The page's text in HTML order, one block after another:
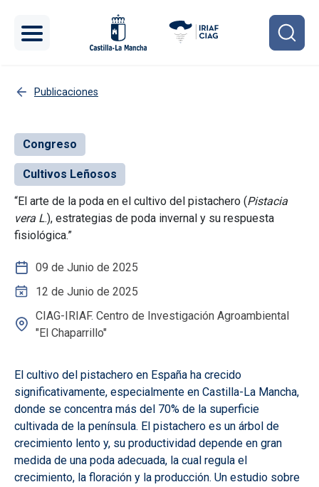
Publicaciones
Congreso
Cultivos Leñosos
“El arte de la poda en el cultivo del pistachero (Pistacia
vera L.), estrategias de poda invernal y su respuesta
fisiológica.”
09 de Junio de 2025
12 de Junio de 2025
CIAG-IRIAF. Centro de Investigación Agroambiental
"El Chaparrillo"
El cultivo del pistachero en España ha crecido
significativamente, especialmente en Castilla-La Mancha,
donde se concentra más del 70% de la superficie
cultivada de la península. El pistachero es un árbol de
crecimiento lento y, su productividad depende en gran
medida de una poda adecuada, la cual regula el
crecimiento, la floración y la producción. Un estudio sobre